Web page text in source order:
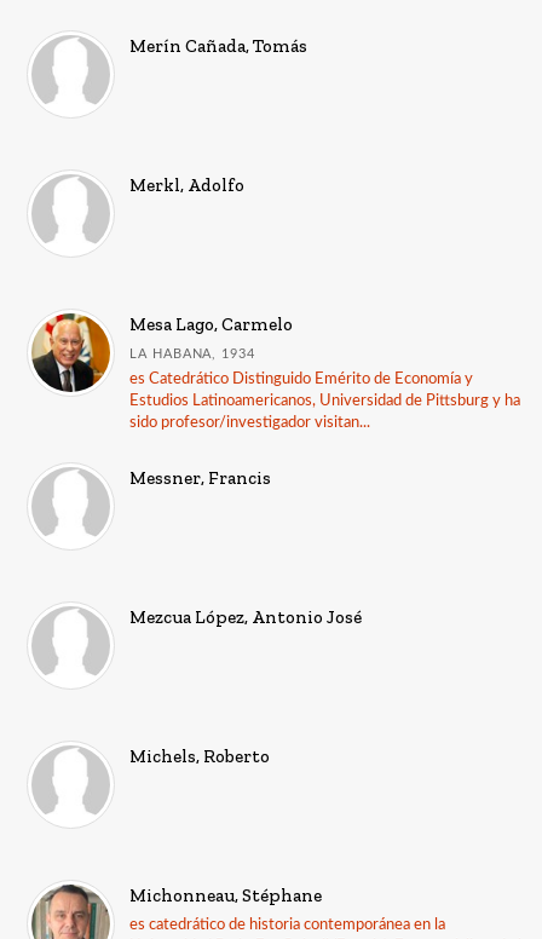
Merín Cañada, Tomás
Merkl, Adolfo
Mesa Lago, Carmelo
LA HABANA, 1934
es Catedrático Distinguido Emérito de Economía y
Estudios Latinoamericanos, Universidad de Pittsburg y ha
sido profesor/investigador visitan...
Messner, Francis
Mezcua López, Antonio José
Michels, Roberto
Michonneau, Stéphane
es catedrático de historia contemporánea en la